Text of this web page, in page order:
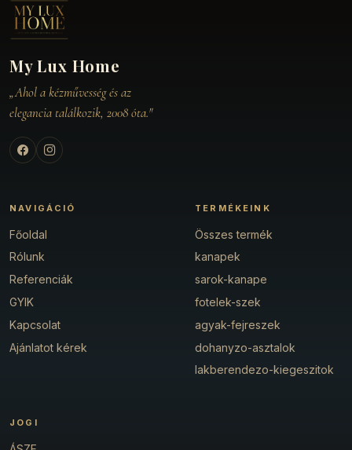
My Lux Home
„Ahol a kézművesség és az
elegancia találkozik, 2008 óta."
NAVIGÁCIÓ
Főoldal
Rólunk
Referenciák
GYIK
Kapcsolat
Ajánlatot kérek
TERMÉKEINK
Összes termék
kanapek
sarok-kanape
fotelek-szek
agyak-fejreszek
dohanyzo-asztalok
lakberendezo-kiegeszitok
JOGI